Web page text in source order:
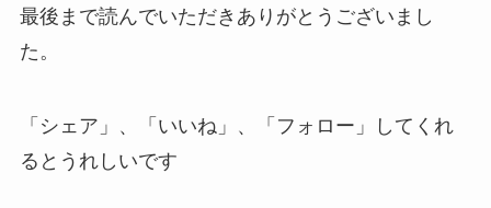
最後まで読んでいただきありがとうございまし
た。
「シェア」、「いいね」、「フォロー」してくれ
るとうれしいです